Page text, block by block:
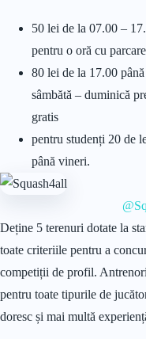
50 lei de la 07.00 –
pentru o oră cu
80 lei de la 17.00
sâmbătă – duminică
gratis
pentru studenți 20 de
până vineri.
Deține 5 terenuri dotate la
toate criteriile pentru a
competiții de profil.
pentru toate tipurile de
doresc și mai multă